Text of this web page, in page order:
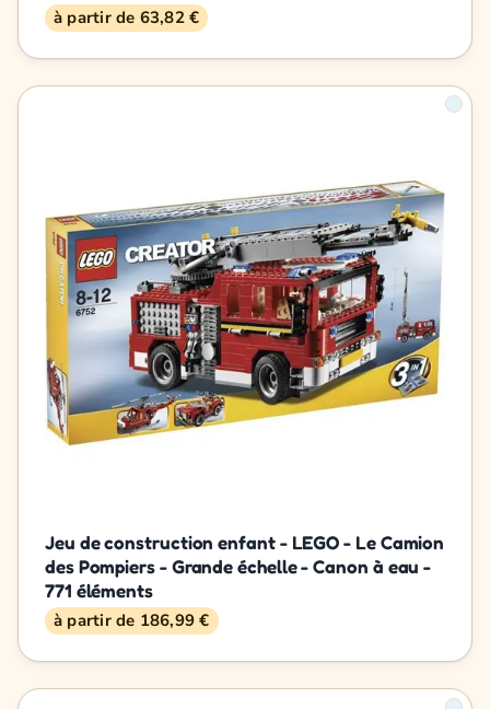
à partir de 63,82 €
Jeu de construction enfant - LEGO - Le Camion
des Pompiers - Grande échelle - Canon à eau -
771 éléments
à partir de 186,99 €